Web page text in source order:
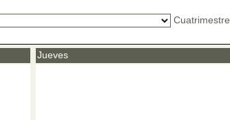
Cuatrimestre
Jueves